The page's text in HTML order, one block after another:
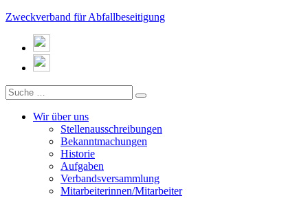
Zweckverband für Abfallbeseitigung
Wir über uns
Stellenausschreibungen
Bekanntmachungen
Historie
Aufgaben
Verbandsversammlung
Mitarbeiterinnen/Mitarbeiter